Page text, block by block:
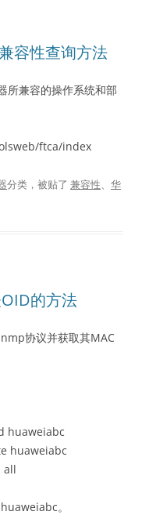
容性查询方法
所兼容的操作系统和部
ftca/index
分类，被贴了 兼容性、 华
的方法
协议并获取其MAC
huaweiabc
huaweiabc
all
。